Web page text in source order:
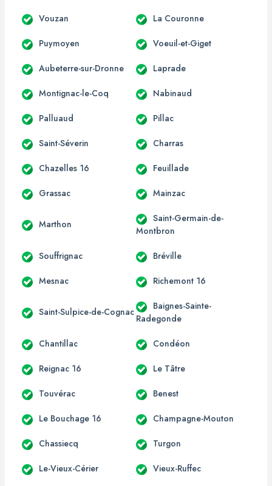
Vouzan La Couronne
Puymoyen Voeuil-et-Giget
Aubeterre-sur-Dronne Laprade
Montignac-le-Coq Nabinaud
Palluaud Pillac
Saint-Séverin Charras
Chazelles 16 Feuillade
Grassac Mainzac
Marthon
Saint-Germain-de-
Montbron
Souffrignac Bréville
Mesnac Richemont 16
Saint-Sulpice-de-Cognac
Baignes-Sainte-
Radegonde
Chantillac Condéon
Reignac 16 Le Tâtre
Touvérac Benest
Le Bouchage 16 Champagne-Mouton
Chassiecq Turgon
Le-Vieux-Cérier Vieux-Ruffec